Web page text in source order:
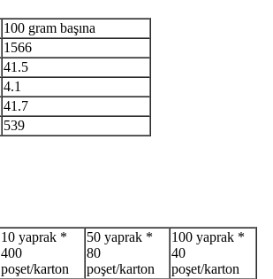
100 gram başına
1566
41.5
4.1
41.7
539
10 yaprak *
400
poşet/karton
50 yaprak *
80
poşet/karton
100 yaprak *
40
poşet/karton